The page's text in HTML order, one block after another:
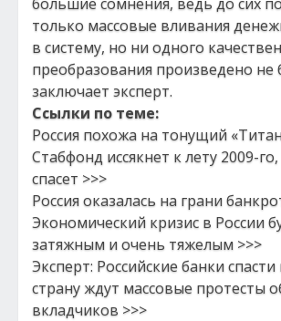
только массовые вливания
в систему, но ни одного
преобразования произведено не
заключает эксперт.
Ссылки по теме:
Россия похожа на тонущий
Стабфонд иссякнет к лету 2009-
спасет >>>
Россия оказалась на грани
Экономический кризис в России
затяжным и очень тяжелым >>>
Эксперт: Российские банки спасти
страну ждут массовые протесты
вкладчиков >>>